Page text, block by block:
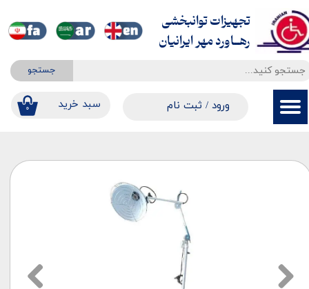
جستجو
۰ ​​سبد خرید ورود / ثبت نام
حساب کاربری من
سفارشات
خروج از حساب کاربری
تجهیزات توانبخشی
​​​​​​​رهــاورد مهر ایرانیان